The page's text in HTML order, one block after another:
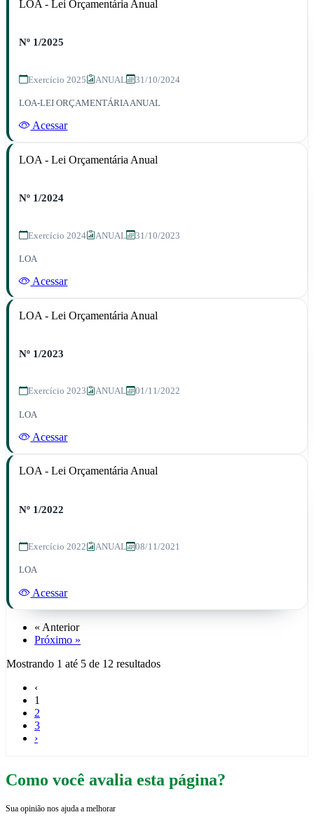
LOA - Lei Orçamentária Anual
Nº 1/2025
Exercício 2025 ANUAL 31/10/2024
LOA-LEI ORÇAMENTÁRIA ANUAL
Acessar
LOA - Lei Orçamentária Anual
Nº 1/2024
Exercício 2024 ANUAL 31/10/2023
LOA
Acessar
LOA - Lei Orçamentária Anual
Nº 1/2023
Exercício 2023 ANUAL 01/11/2022
LOA
Acessar
LOA - Lei Orçamentária Anual
Nº 1/2022
Exercício 2022 ANUAL 08/11/2021
LOA
Acessar
« Anterior
Próximo »
Mostrando 1 até 5 de 12 resultados
‹
1
2
3
›
Como você avalia esta página?
Sua opinião nos ajuda a melhorar